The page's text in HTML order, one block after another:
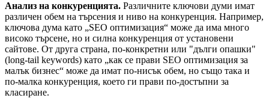
Анализ на конкуренцията. Различните ключови думи имат
различен обем на търсения и ниво на конкуренция. Например,
ключова дума като „SEO оптимизация“ може да има много
високо търсене, но и силна конкуренция от установени
сайтове. От друга страна, по-конкретни или "дълги опашки"
(long-tail keywords) като „как се прави SEO оптимизация за
малък бизнес“ може да имат по-нисък обем, но също така и
по-малка конкуренция, което ги прави по-достъпни за
класиране.